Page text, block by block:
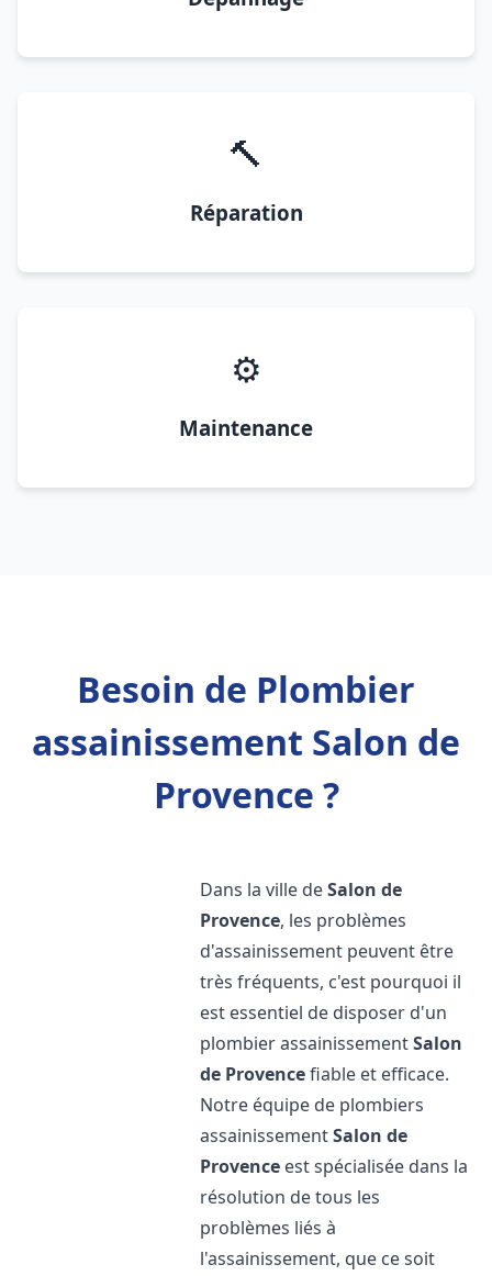
🔨
Réparation
⚙️
Maintenance
Besoin de Plombier
assainissement Salon de
Provence ?
Dans la ville deSalon de
Provence, les problèmes
d'assainissement peuvent être
très fréquents, c'est pourquoi il
est essentiel de disposer d'un
plombier assainissementSalon
de Provencefiable et efficace.
Notre équipe de plombiers
assainissementSalon de
Provence est spécialisée dans la
résolution de tous les
problèmes liés à
l'assainissement, que ce soit